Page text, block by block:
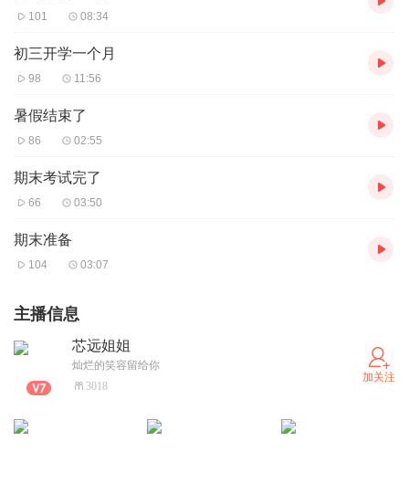
101 08:34
初三开学一个月
98 11:56
暑假结束了
86 02:55
期末考试完了
66 03:50
期末准备
104 03:07
主播信息
芯远姐姐
灿烂的笑容留给你
3018
加关注